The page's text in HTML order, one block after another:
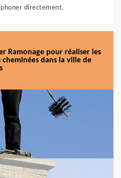
directement.
Ramonage pour réaliser les
dans la ville de